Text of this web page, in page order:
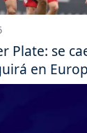
Plate: se
en